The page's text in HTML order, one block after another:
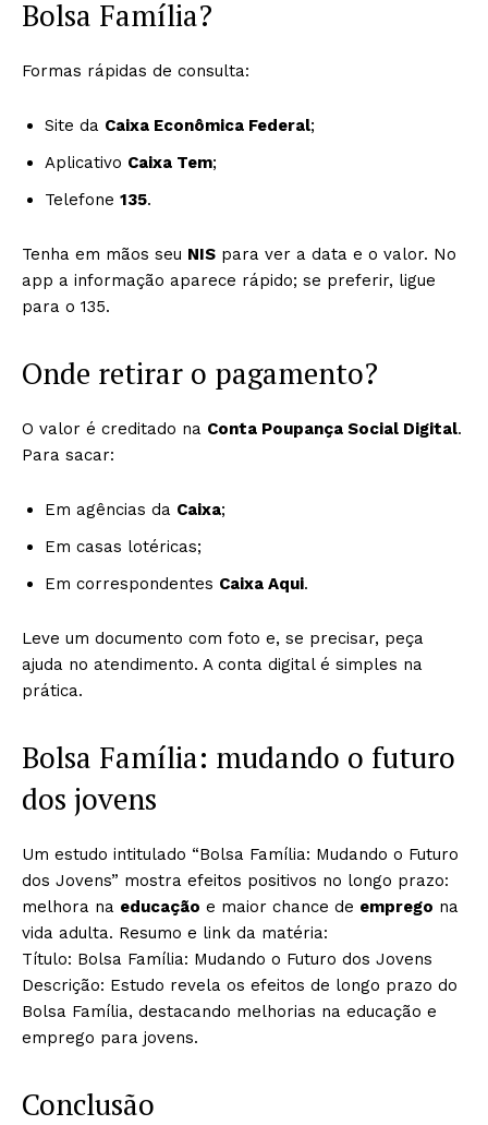
Bolsa Família?
Formas rápidas de consulta:
Site da Caixa Econômica Federal;
Aplicativo Caixa Tem;
Telefone 135.
Tenha em mãos seu NIS para ver a data e o valor. No
app a informação aparece rápido; se preferir, ligue
para o 135.
Onde retirar o pagamento?
O valor é creditado na Conta Poupança Social Digital.
Para sacar:
Em agências da Caixa;
Em casas lotéricas;
Em correspondentes Caixa Aqui.
Leve um documento com foto e, se precisar, peça
ajuda no atendimento. A conta digital é simples na
prática.
Bolsa Família: mudando o futuro
dos jovens
Um estudo intitulado “Bolsa Família: Mudando o Futuro
dos Jovens” mostra efeitos positivos no longo prazo:
melhora na educação e maior chance de emprego na
vida adulta. Resumo e link da matéria:
Título: Bolsa Família: Mudando o Futuro dos Jovens
Descrição: Estudo revela os efeitos de longo prazo do
Bolsa Família, destacando melhorias na educação e
emprego para jovens.
Conclusão